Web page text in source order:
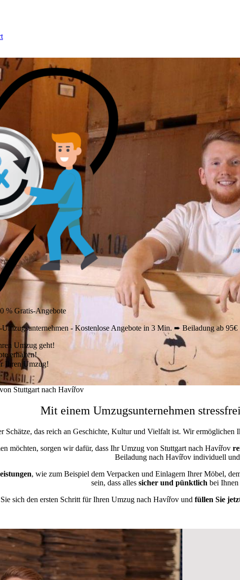
% Gratis-Angebote
- Kostenlose Angebote in 3 Min. ➨ Beiladung ab 95€
Umzug geht!
erhalten!
Ihren Umzug!
Stuttgart nach Havířov
Mit einem Umzugsunternehmen
Schätze, das reich an Geschichte, Kultur und Vielfalt ist. Wir ermöglichen
möchten, sorgen wir dafür, dass Ihr Umzug von Stuttgart nach Havířov
Beiladung nach Havířov individuell
, wie zum Beispiel dem Verpacken und Einlagern Ihrer Möbel,
sein, dass alles sicher und pünktlich bei
sich den ersten Schritt für Ihren Umzug nach Havířov und füllen Sie